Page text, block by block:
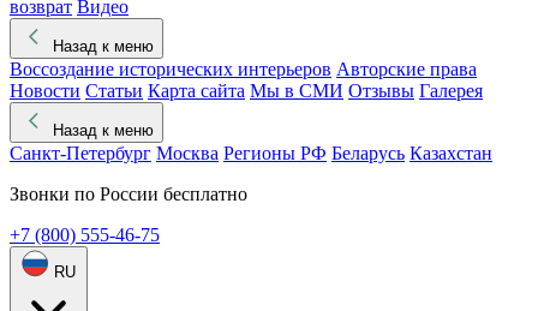
возврат Видео
Назад к меню
Воссоздание исторических интерьеров Авторские права
Новости Статьи Карта сайта Мы в СМИ Отзывы Галерея
Назад к меню
Санкт-Петербург Москва Регионы РФ Беларусь Казахстан
Звонки по России бесплатно
+7 (800) 555-46-75
RU